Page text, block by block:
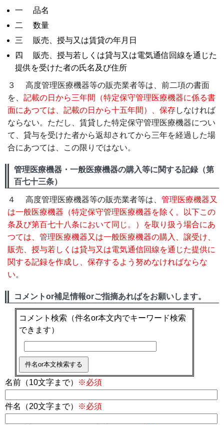
一 品名
二 数量
三 販売、授与又は賃貸の年月日
四 販売、授与若しくは貸与又は電気通信回線を通じた
提供を受けた者の氏名及び住所
３ 高度管理医療機器等の販売業者等は、前二項の書面
を、 記載の日から三年間（特定保守管理医療機器に係る書
面にあつては、記載の日から十五年間）、保存しなければ
ならない。ただし、賃貸した特定保守管理医療機器につい
て、貸与を受けた者から返却されてから三年を経過した場
合にあつては、この限りではない。
管理医療機器・一般医療機器の購入等に関する記録（第
百七十三条）
４ 高度管理医療機器等の販売業者等は、 管理医療機器又
は一般医療機器（特定保守管理医療機器を除く。以下この
条及び第百七十八条において同じ。）を取り扱う場合にあ
つては、管理医療機器又は一般医療機器の購入、譲受け、
販売、授与若しくは貸与又は電気通信回線を通じた提供に
関する記録を作成し、保存するよう努めなければならな
い。
コメントor補足情報orご指摘あればをお願いします。
コメント検索 （件名or本文内でキーワード検索
できます）
名前（10文字まで） ※必須
件名（20文字まで） ※必須